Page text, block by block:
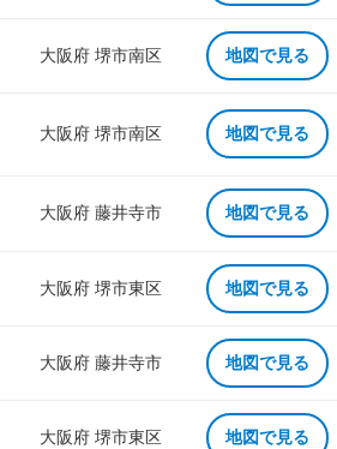
大阪府 堺市南区 地図で見る
大阪府 堺市南区 地図で見る
大阪府 藤井寺市 地図で見る
大阪府 堺市東区 地図で見る
大阪府 藤井寺市 地図で見る
大阪府 堺市東区 地図で見る